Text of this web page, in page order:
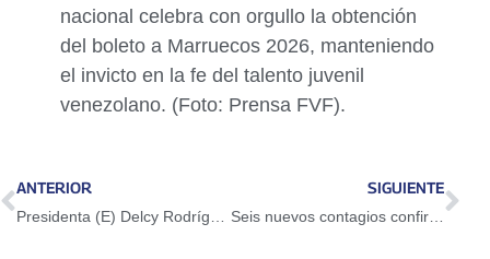
ANTERIOR SIGUIENTE
Seis nuevos contagios confirmados en el MV Hondius activan protocolos de la OMS